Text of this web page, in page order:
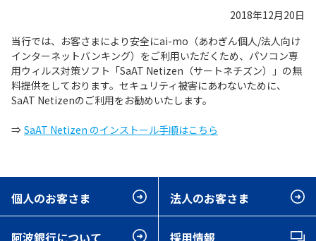
2018年12月20日
当行では、お客さまにより安全にai-mo（あわぎん個人/法人向け
インターネットバンキング）をご利用いただくため、パソコン専
用ウィルス対策ソフト「SaAT Netizen（サートネチズン）」の無
料提供をしております。セキュリティ被害にあわないために、
SaAT Netizenのご利用をお勧めいたします。
⇒ SaAT Netizen のインストール手順はこちら
個人のお客さま 法人のお客さま
阿波銀行について 採用情報